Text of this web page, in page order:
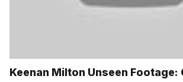
Keenan Milton Unseen Footage: